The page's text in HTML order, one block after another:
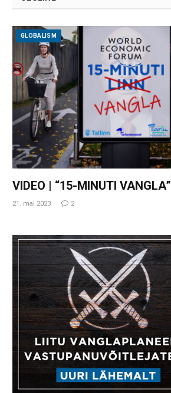
GLOBALISM
VIDEO | “15-MINUTI VANGLA”
21. mai 2023 2